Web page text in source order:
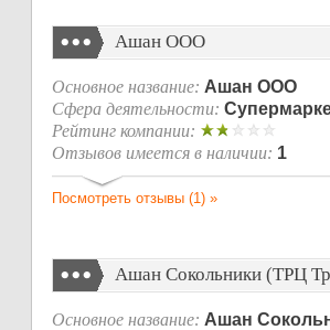
Ашан ООО
Основное название: Ашан ООО
Сфера деятельности:
Рейтинг компании:
Отзывов имеется в наличии: 1
Посмотреть отзывы (1) »
Ашан Сокольники (ТРЦ
Основное название: Ашан